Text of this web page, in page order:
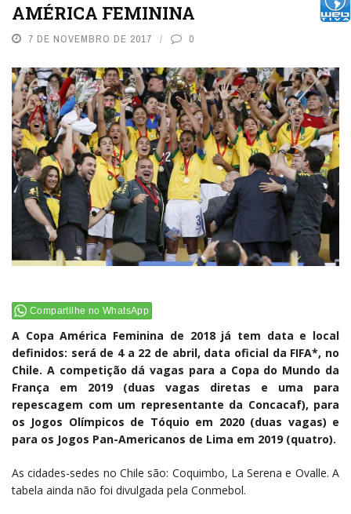
AMÉRICA FEMININA
7 DE NOVEMBRO DE 2017 0
Compartilhe no WhatsApp
A Copa América Feminina de 2018 já tem data e local
definidos: será de 4 a 22 de abril, data oficial da FIFA*, no
Chile. A competição dá vagas para a Copa do Mundo da
França em 2019 (duas vagas diretas e uma para
repescagem com um representante da Concacaf), para
os Jogos Olímpicos de Tóquio em 2020 (duas vagas) e
para os Jogos Pan-Americanos de Lima em 2019 (quatro).
As cidades-sedes no Chile são: Coquimbo, La Serena e Ovalle. A
tabela ainda não foi divulgada pela Conmebol.